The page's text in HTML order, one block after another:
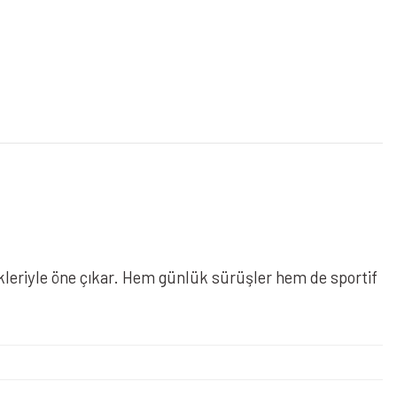
öne çıkar. Hem günlük sürüşler hem de sportif